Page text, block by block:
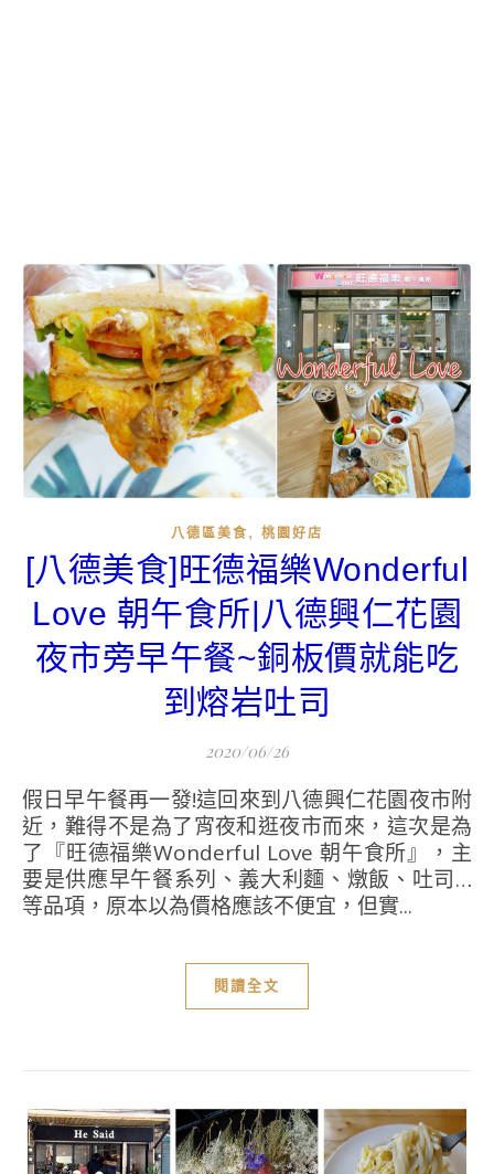
八德區美食 , 桃園好店
[八德美食]旺德福樂Wonderful
Love 朝午食所|八德興仁花園
夜市旁早午餐~銅板價就能吃
到熔岩吐司
2020/06/26
假日早午餐再一發!這回來到八德興仁花園夜市附
近，難得不是為了宵夜和逛夜市而來，這次是為
了『旺德福樂Wonderful Love 朝午食所』，主
要是供應早午餐系列、義大利麵、燉飯、吐司…
等品項，原本以為價格應該不便宜，但實...
閱讀全文